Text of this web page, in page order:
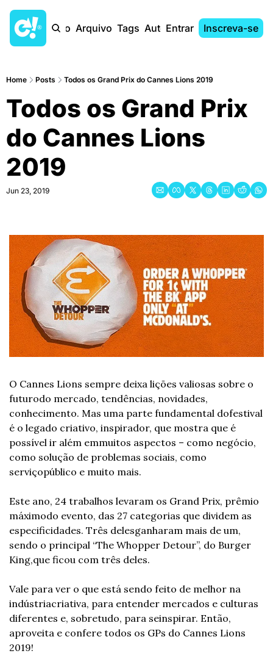
Início Arquivo Tags AutoresEntrar Inscreva-se
Home Posts Todos os Grand Prix do Cannes Lions 2019
Todos os Grand Prix
do Cannes Lions
2019
Jun 23, 2019
O Cannes Lions sempre deixa lições valiosas sobre o
futurodo mercado, tendências, novidades,
conhecimento. Mas uma parte fundamental dofestival
é o legado criativo, inspirador, que mostra que é
possível ir além emmuitos aspectos – como negócio,
como solução de problemas sociais, como
serviçopúblico e muito mais.
Este ano, 24 trabalhos levaram os Grand Prix, prêmio
máximodo evento, das 27 categorias que dividem as
especificidades. Três delesganharam mais de um,
sendo o principal “The Whopper Detour”, do Burger
King,que ficou com três deles.
Vale para ver o que está sendo feito de melhor na
indústriacriativa, para entender mercados e culturas
diferentes e, sobretudo, para seinspirar. Então,
aproveita e confere todos os GPs do Cannes Lions
2019!